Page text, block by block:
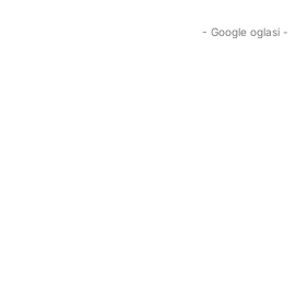
- Google oglasi -